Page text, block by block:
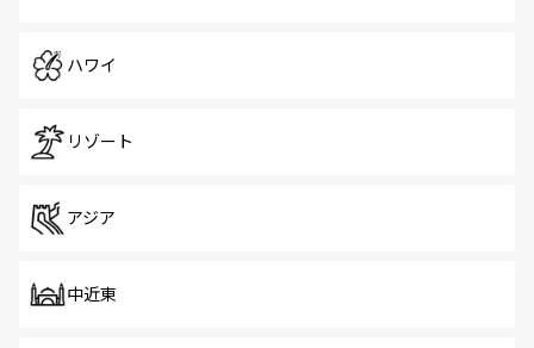
ハワイ
リゾート
アジア
中近東